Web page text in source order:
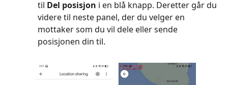
til Del posisjon i en blå knapp. Deretter går du
videre til neste panel, der du velger en
mottaker som du vil dele eller sende
posisjonen din til.